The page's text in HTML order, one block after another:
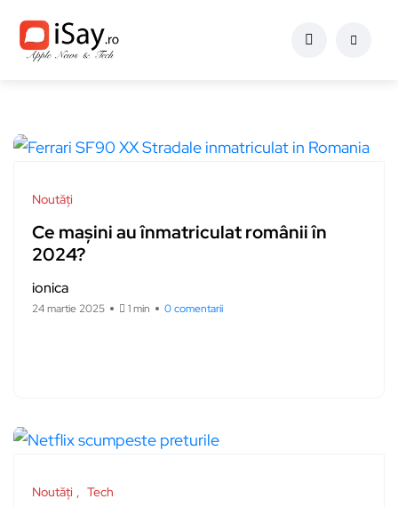
Noutăți
Ce mașini au înmatriculat românii în
2024?
ionica
24 martie 2025 1 min 0 comentarii
Noutăți Tech